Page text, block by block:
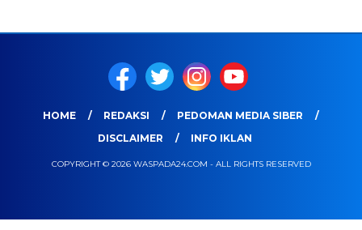
HOME REDAKSI
PEDOMAN MEDIA SIBER
DISCLAIMER
INFO IKLAN
COPYRIGHT © 2026 WASPADA24.COM - ALL RIGHTS RESERVED